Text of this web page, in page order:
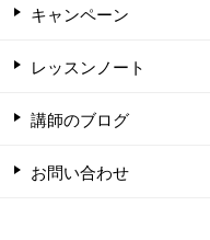
キャンペーン
レッスンノート
講師のブログ
お問い合わせ